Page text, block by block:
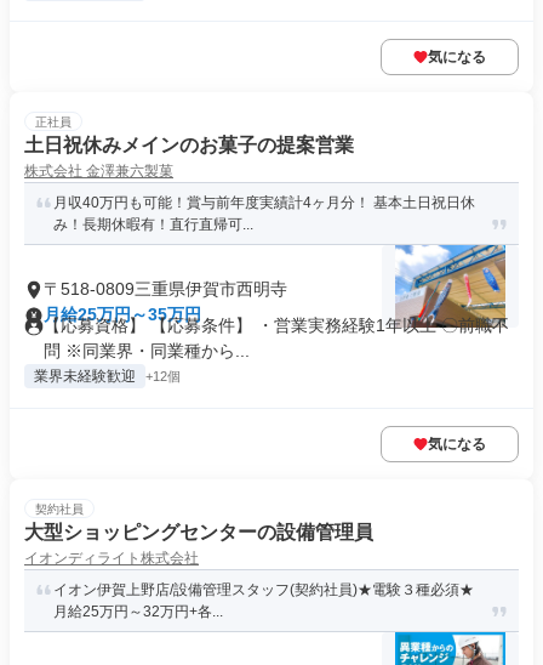
気になる
正社員
土日祝休みメインのお菓子の提案営業
株式会社 金澤兼六製菓
月収40万円も可能！賞与前年度実績計4ヶ月分！ 基本土日祝日休
み！長期休暇有！直行直帰可...
〒518-0809三重県伊賀市西明寺
月給25万円～35万円
【応募資格】 【応募条件】 ・営業実務経験1年以上 〇前職不
問 ※同業界・同業種から...
業界未経験歓迎 +12個
気になる
契約社員
大型ショッピングセンターの設備管理員
イオンディライト株式会社
イオン伊賀上野店/設備管理スタッフ(契約社員)★電験３種必須★
月給25万円～32万円+各...